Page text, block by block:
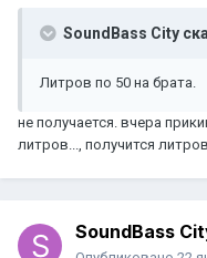
SoundBass City
Литров по 50 на брата.
не получается. вчера
литров..., получится
SoundBass